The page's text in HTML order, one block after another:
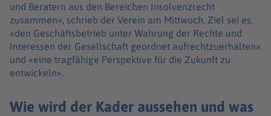
und Beratern aus den Bereichen Insolvenzrecht
zusammen», schrieb der Verein am Mittwoch. Ziel sei es,
«den Geschäftsbetrieb unter Wahrung der Rechte und
Interessen der Gesellschaft geordnet aufrechtzuerhalten»
und «eine tragfähige Perspektive für die Zukunft zu
entwickeln».
Wie wird der Kader aussehen und was